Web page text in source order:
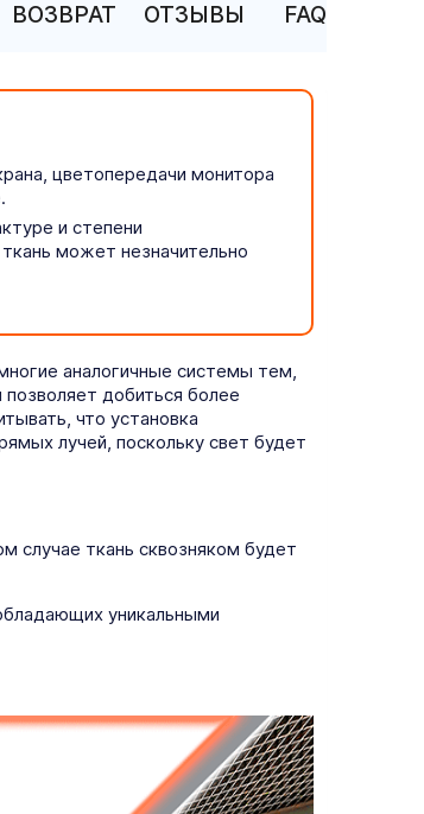
ВОЗВРАТ ОТЗЫВЫ FAQ
цветопередачи монитора
и степени
может незначительно
аналогичные системы тем,
добиться более
что установка
лучей, поскольку свет будет
случае ткань сквозняком будет
уникальными